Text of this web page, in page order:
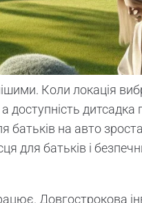
Коли локація
доступність
батьків на авто
для батьків і
Довгострокова